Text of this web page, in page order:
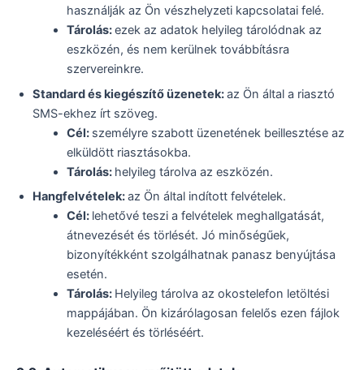
használják az Ön vészhelyzeti kapcsolatai felé.
Tárolás:ezek az adatok helyileg tárolódnak az
eszközén, és nem kerülnek továbbításra
szervereinkre.
Standard és kiegészítő üzenetek:az Ön által a riasztó
SMS-ekhez írt szöveg.
Cél: személyre szabott üzenetének beillesztése az
elküldött riasztásokba.
Tárolás: helyileg tárolva az eszközén.
Hangfelvételek:az Ön által indított felvételek.
Cél: lehetővé teszi a felvételek meghallgatását,
átnevezését és törlését. Jó minőségűek,
bizonyítékként szolgálhatnak panasz benyújtása
esetén.
Tárolás: Helyileg tárolva az okostelefon letöltési
mappájában. Ön kizárólagosan felelős ezen fájlok
kezeléséért és törléséért.